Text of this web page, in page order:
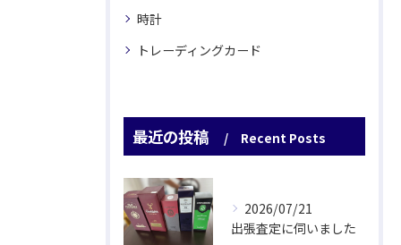
時計
トレーディングカード
最近の投稿 Recent Posts
2026/07/21
出張査定に伺いました